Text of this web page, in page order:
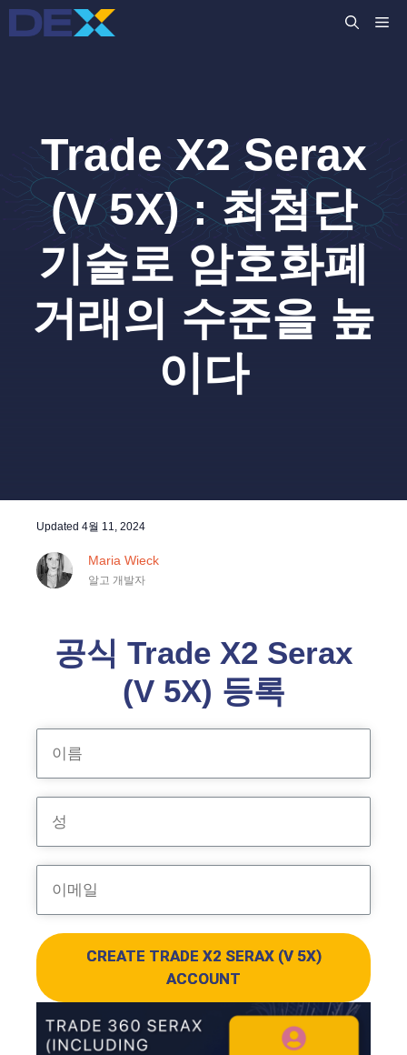
컨
텐
Trade X2 Serax
(V 5X) : 최첨단
기술로 암호화폐
거래의 수준을 높
이다
Updated 4월 11, 2024
Maria Wieck
알고 개발자
공식 Trade X2 Serax
(V 5X) 등록
CREATE TRADE X2 SERAX (V 5X)
ACCOUNT